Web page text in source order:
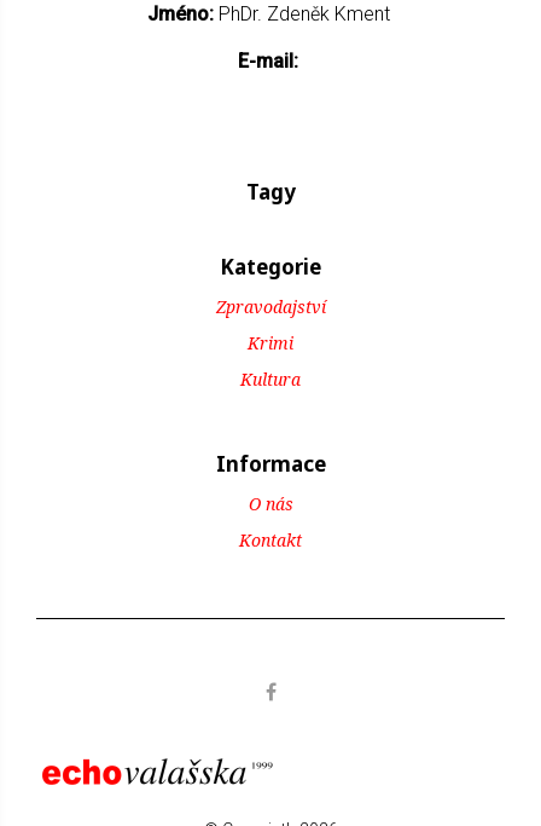
Jméno: PhDr. Zdeněk Kment
E-mail:
Tagy
Kategorie
Zpravodajství
Krimi
Kultura
Informace
O nás
Kontakt